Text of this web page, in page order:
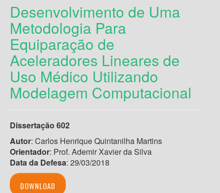
Desenvolvimento de Uma
Metodologia Para
Equiparação de
Aceleradores Lineares de
Uso Médico Utilizando
Modelagem Computacional
Dissertação 602
Autor: Carlos Henrique Quintanilha Martins
Orientador: Prof. Ademir Xavier da Silva
Data da Defesa: 29/03/2018
DOWNLOAD